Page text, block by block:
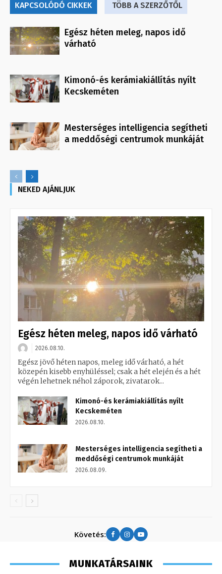
KAPCSOLÓDÓ CIKKEK TÖBB A SZERZŐTŐL
Egész héten meleg, napos idő
várható
Kimonó-és kerámiakiállítás nyílt
Kecskeméten
Mesterséges intelligencia segítheti
a meddőségi centrumok munkáját
NEKED AJÁNLJUK
Egész héten meleg, napos idő várható
2026.08.10.
Egész jövő héten napos, meleg idő várható, a hét
közepén kisebb enyhüléssel; csak a hét elején és a hét
végén lehetnek néhol záporok, zivatarok...
Kimonó-és kerámiakiállítás nyílt
Kecskeméten
2026.08.10.
Mesterséges intelligencia segítheti a
meddőségi centrumok munkáját
2026.08.09.
Követés:
MUNKATÁRSAINK